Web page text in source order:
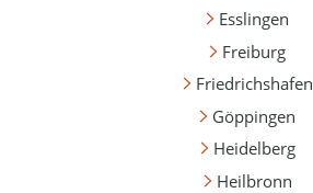
Esslingen
Freiburg
Friedrichshafen
Göppingen
Heidelberg
Heilbronn